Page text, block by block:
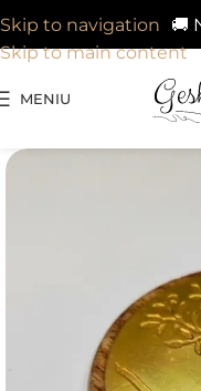
🚚
Skip to navigation
Skip to main content
MENIU